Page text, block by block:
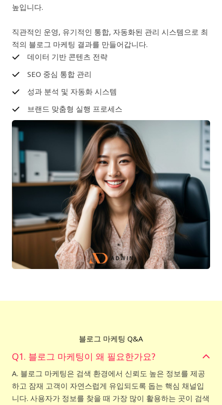
높입니다.
직관적인 운영, 유기적인 통합, 자동화된 관리 시스템으로 최
적의 블로그 마케팅 결과를 만들어갑니다.
데이터 기반 콘텐츠 전략
SEO 중심 통합 관리
성과 분석 및 자동화 시스템
브랜드 맞춤형 실행 프로세스
블로그 마케팅 Q&A
Q1. 블로그 마케팅이 왜 필요한가요?
A. 블로그 마케팅은 검색 환경에서 신뢰도 높은 정보를 제공
하고 잠재 고객이 자연스럽게 유입되도록 돕는 핵심 채널입
니다. 사용자가 정보를 찾을 때 가장 많이 활용하는 곳이 검색